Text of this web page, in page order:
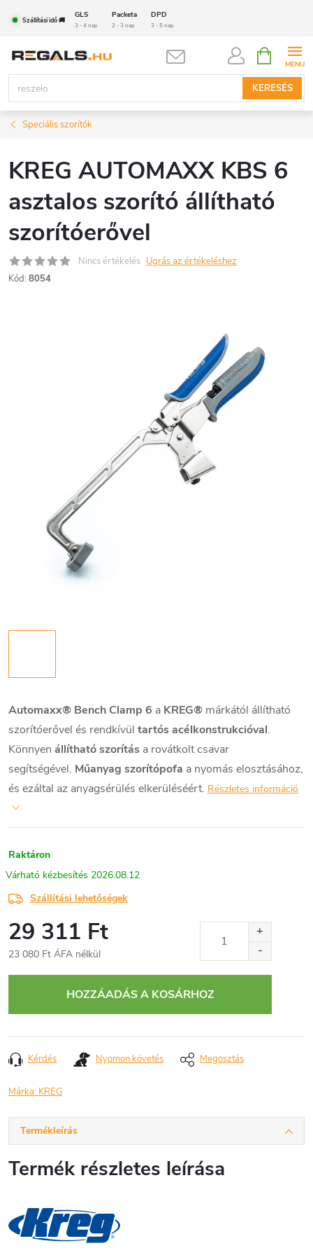
tartalomhoz
Szállítási idő 🚚
GLS Packeta DPD
3 - 4 nap 2 - 3 nap 3 - 5 nap
KERESÉS
KOSÁR
Speciális szorítók
KREG AUTOMAXX KBS 6
asztalos szorító állítható
szorítóerővel
Nincs értékelés Ugrás az értékeléshez
Kód: 8054
Automaxx® Bench Clamp 6 a KREG® márkától állítható
szorítóerővel és rendkívül tartós acélkonstrukcióval.
Könnyen állítható szorítás a rovátkolt csavar
segítségével. Műanyag szorítópofa a nyomás elosztásához,
és ezáltal az anyagsérülés elkerüléséért. Részletes információ
Raktáron
2026.08.12
Szállítási lehetőségek
29 311 Ft
23 080 Ft ÁFA nélkül
HOZZÁADÁS A KOSÁRHOZ
Kérdés Nyomon követés Megosztás
Márka: KREG
Termékleírás
Termék részletes leírása